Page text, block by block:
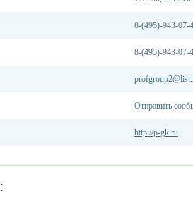
8-(495)-943-07-
8-(495)-943-07-
Отправить
http://p-gk.ru